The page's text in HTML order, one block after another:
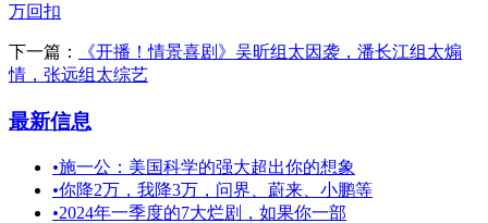
万回扣
下一篇：
《开播！情景喜剧》吴昕组太因袭，潘长江组太煽
情，张远组太综艺
最新信息
•施一公：美国科学的强大超出你的想象
•你降2万，我降3万，问界、蔚来、小鹏等
•2024年一季度的7大烂剧，如果你一部